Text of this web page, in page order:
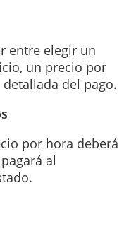
entre elegir un
un precio por
del pago.
por hora deberá
al